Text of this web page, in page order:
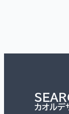
カオルデ